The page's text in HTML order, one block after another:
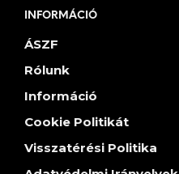
INFORMÁCIÓ
ÁSZF
Rólunk
Információ
Cookie Politikát
Visszatérési Politika